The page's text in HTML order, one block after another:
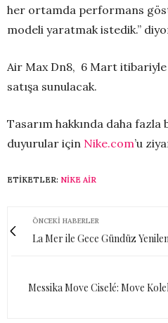
her ortamda performans
modeli yaratmak istedik.”
Air Max Dn8, 6 Mart itibariyle
satışa sunulacak.
Tasarım hakkında daha
duyurular için Nike.com’u
ETIKETLER: NIKE AIR
ÖNCEKI HABERLER
La Mer ile Gece Gündüz
Messika Move Ciselé: Move